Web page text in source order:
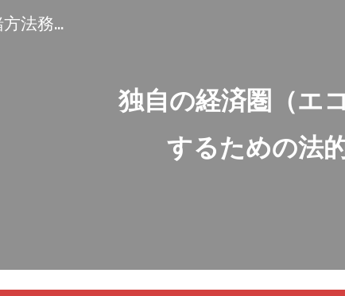
金融許認可専門行政書士 緒方法務事務所
独自の経済圏（エ
するための法